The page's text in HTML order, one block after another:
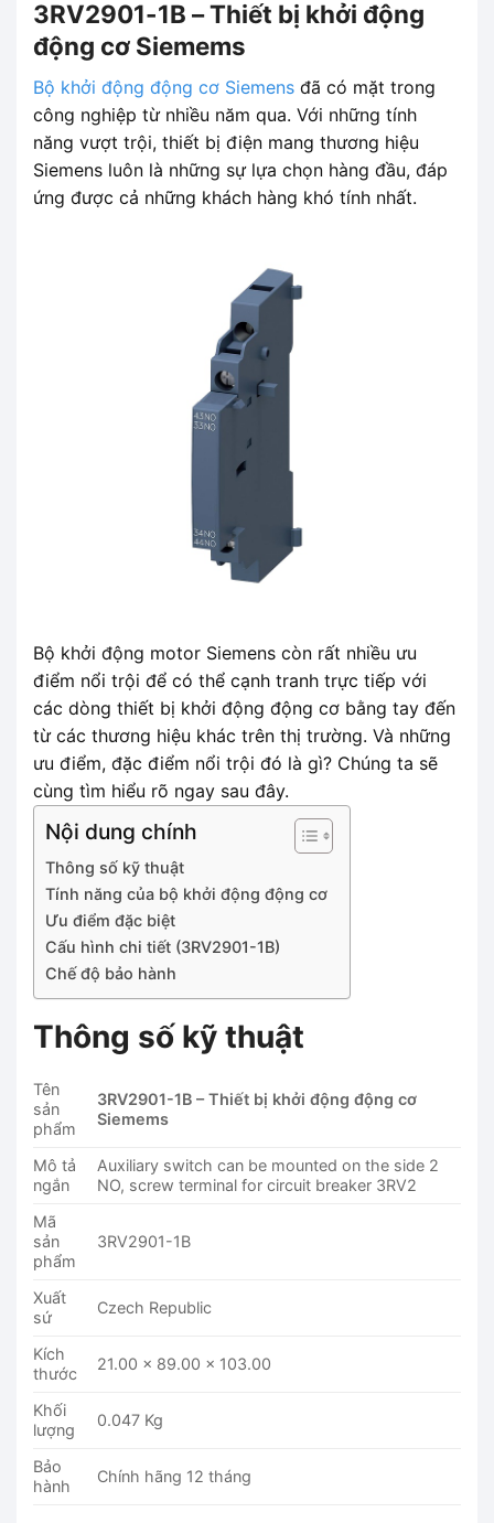
3RV2901-1B – Thiết bị khởi động
động cơ Siemems
Bộ khởi động động cơ Siemens đã có mặt trong
công nghiệp từ nhiều năm qua. Với những tính
năng vượt trội, thiết bị điện mang thương hiệu
Siemens luôn là những sự lựa chọn hàng đầu, đáp
ứng được cả những khách hàng khó tính nhất.
Bộ khởi động motor Siemens còn rất nhiều ưu
điểm nổi trội để có thể cạnh tranh trực tiếp với
các dòng thiết bị khởi động động cơ bằng tay đến
từ các thương hiệu khác trên thị trường. Và những
ưu điểm, đặc điểm nổi trội đó là gì? Chúng ta sẽ
cùng tìm hiểu rõ ngay sau đây.
Nội dung chính
Thông số kỹ thuật
Tính năng của bộ khởi động động cơ
Ưu điểm đặc biệt
Cấu hình chi tiết (3RV2901-1B)
Chế độ bảo hành
Thông số kỹ thuật
Tên
sản
phẩm
3RV2901-1B – Thiết bị khởi động động cơ
Siemems
Mô tả
ngắn
Auxiliary switch can be mounted on the side 2
NO, screw terminal for circuit breaker 3RV2
Mã
sản
phẩm
3RV2901-1B
Xuất
sứ
Czech Republic
Kích
thước
21.00 x 89.00 x 103.00
Khối
lượng
0.047 Kg
Bảo
hành
Chính hãng 12 tháng